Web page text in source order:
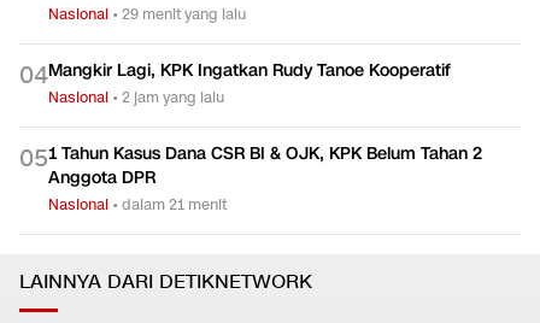
Nasional •29 menit yang lalu
04Mangkir Lagi, KPK Ingatkan Rudy Tanoe Kooperatif
Nasional •2 jam yang lalu
051 Tahun Kasus Dana CSR BI & OJK, KPK Belum Tahan 2
Anggota DPR
Nasional •dalam 21 menit
LAINNYA DARI DETIKNETWORK